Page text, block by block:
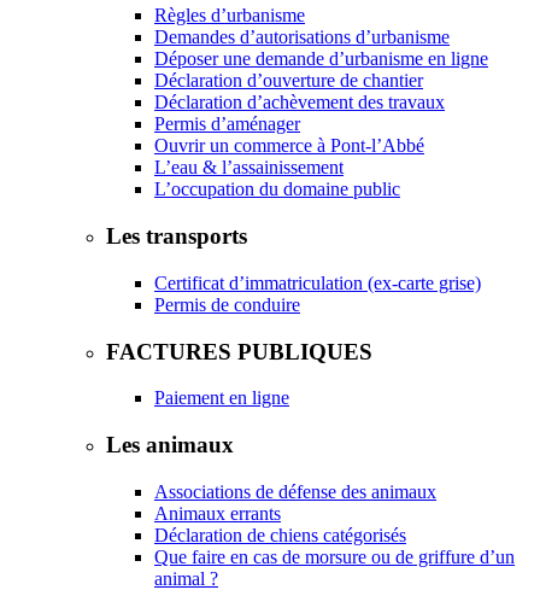
Règles d’urbanisme
Demandes d’autorisations d’urbanisme
Déposer une demande d’urbanisme en ligne
Déclaration d’ouverture de chantier
Déclaration d’achèvement des travaux
Permis d’aménager
Ouvrir un commerce à Pont-l’Abbé
L’eau & l’assainissement
L’occupation du domaine public
Les transports
Certificat d’immatriculation (ex-carte grise)
Permis de conduire
FACTURES PUBLIQUES
Paiement en ligne
Les animaux
Associations de défense des animaux
Animaux errants
Déclaration de chiens catégorisés
Que faire en cas de morsure ou de griffure d’un
animal ?